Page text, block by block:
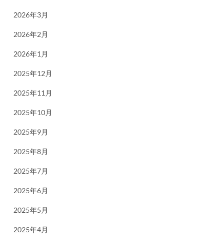
2026年3月
2026年2月
2026年1月
2025年12月
2025年11月
2025年10月
2025年9月
2025年8月
2025年7月
2025年6月
2025年5月
2025年4月